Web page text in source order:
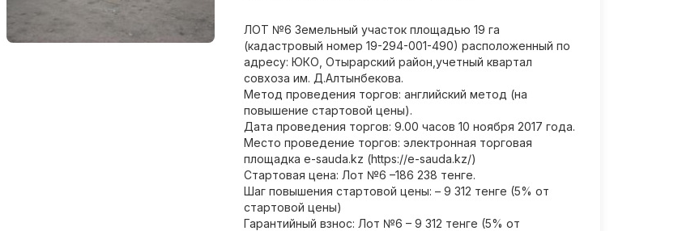
ЛОТ №6 Земельный участок площадью 19 га
(кадастровый номер 19-294-001-490) расположенный по
адресу: ЮКО, Отырарский район,учетный квартал
совхоза им. Д.Алтынбекова.
Метод проведения торгов: английский метод (на
повышение стартовой цены).
Дата проведения торгов: 9.00 часов 10 ноября 2017 года.
Место проведение торгов: электронная торговая
площадка e-sauda.kz (https://e-sauda.kz/)
Стартовая цена: Лот №6 –186 238 тенге.
Шаг повышения стартовой цены: – 9 312 тенге (5% от
стартовой цены)
Гарантийный взнос: Лот №6 – 9 312 тенге (5% от